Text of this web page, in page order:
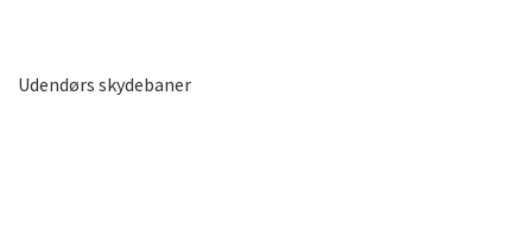
Udendørs skydebaner